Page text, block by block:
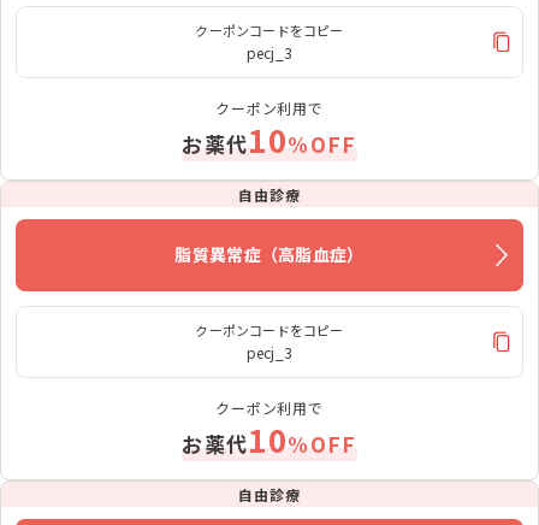
クーポンコードをコピー
pecj_3
クーポン利用で
お薬代10%OFF
自由診療
脂質異常症（高脂血症）
クーポンコードをコピー
pecj_3
クーポン利用で
お薬代10%OFF
自由診療